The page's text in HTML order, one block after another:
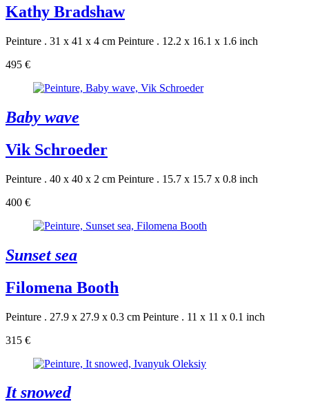
Kathy Bradshaw
Peinture . 31 x 41 x 4 cm Peinture . 12.2 x 16.1 x 1.6 inch
495 €
Baby wave
Vik Schroeder
Peinture . 40 x 40 x 2 cm Peinture . 15.7 x 15.7 x 0.8 inch
400 €
Sunset sea
Filomena Booth
Peinture . 27.9 x 27.9 x 0.3 cm Peinture . 11 x 11 x 0.1 inch
315 €
It snowed